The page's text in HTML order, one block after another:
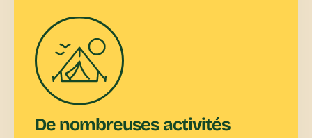
De nombreuses activités